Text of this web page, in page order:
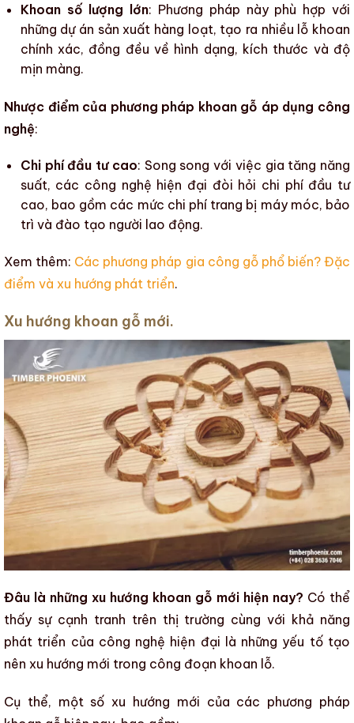
Khoan số lượng lớn: Phương pháp này phù hợp với
những dự án sản xuất hàng loạt, tạo ra nhiều lỗ khoan
chính xác, đồng đều về hình dạng, kích thước và độ
mịn màng.
Nhược điểm của phương pháp khoan gỗ áp dụng công
nghệ:
Chi phí đầu tư cao: Song song với việc gia tăng năng
suất, các công nghệ hiện đại đòi hỏi chi phí đầu tư
cao, bao gồm các mức chi phí trang bị máy móc, bảo
trì và đào tạo người lao động.
Xem thêm: Các phương pháp gia công gỗ phổ biến? Đặc
điểm và xu hướng phát triển.
Xu hướng khoan gỗ mới.
Đâu là những xu hướng khoan gỗ mới hiện nay? Có thể
thấy sự cạnh tranh trên thị trường cùng với khả năng
phát triển của công nghệ hiện đại là những yếu tố tạo
nên xu hướng mới trong công đoạn khoan lỗ.
Cụ thể, một số xu hướng mới của các phương pháp